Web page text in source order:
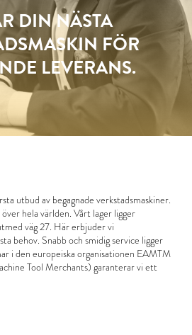
DIN NÄSTA
FÖR
LEVERANS.
utbud av begagnade verkstadsmaskiner.
hela världen. Vårt lager ligger
väg 27. Här erbjuder vi
behov. Snabb och smidig service ligger
i den europeiska organisationen EAMTM
Tool Merchants) garanterar vi ett